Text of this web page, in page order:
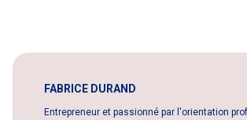
FABRICE DURAND
Entrepreneur et passionné par l'orientation